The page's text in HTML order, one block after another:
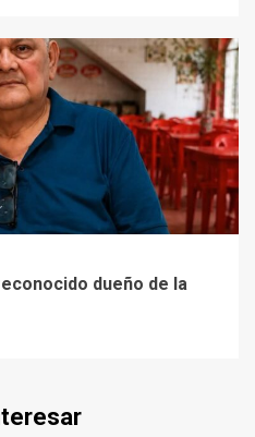
dueño de la